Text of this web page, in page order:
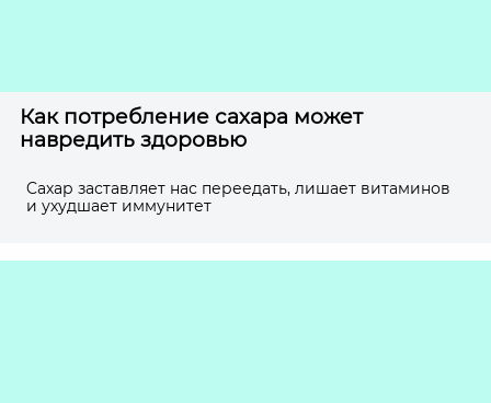
Как потребление сахара может
навредить здоровью
Cахар заставляет нас переедать, лишает витаминов
и ухудшает иммунитет